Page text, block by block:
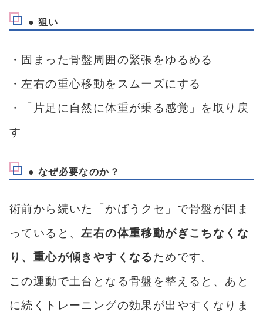
● 狙い
・固まった骨盤周囲の緊張をゆるめる
・左右の重心移動をスムーズにする
・「片足に自然に体重が乗る感覚」を取り戻
す
● なぜ必要なのか？
術前から続いた「かばうクセ」で骨盤が固ま
っていると、左右の体重移動がぎこちなくな
り、重心が傾きやすくなるためです。
この運動で土台となる骨盤を整えると、あと
に続くトレーニングの効果が出やすくなりま